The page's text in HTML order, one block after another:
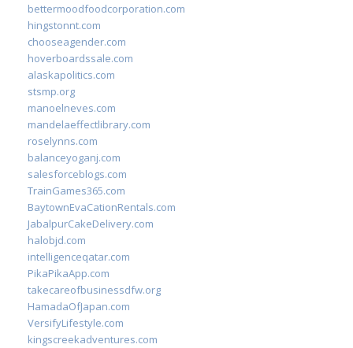
bettermoodfoodcorporation.com
hingstonnt.com
chooseagender.com
hoverboardssale.com
alaskapolitics.com
stsmp.org
manoelneves.com
mandelaeffectlibrary.com
roselynns.com
balanceyoganj.com
salesforceblogs.com
TrainGames365.com
BaytownEvaCationRentals.com
JabalpurCakeDelivery.com
halobjd.com
intelligenceqatar.com
PikaPikaApp.com
takecareofbusinessdfw.org
HamadaOfJapan.com
VersifyLifestyle.com
kingscreekadventures.com